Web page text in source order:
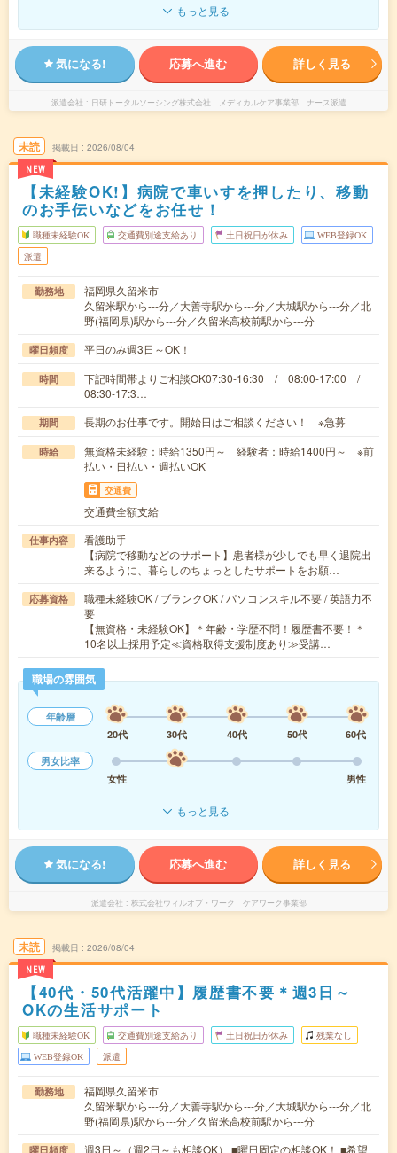
もっと見る
気になる! 応募へ進む 詳しく見る
派遣会社 日研トータルソーシング株式会社 メディカルケア事業部 ナース派遣
未読
NEW
掲載日 2026/08/04
【未経験OK!】病院で車いすを押したり、移動
のお手伝いなどをお任せ！
職種未経験OK 交通費別途支給あり 土日祝日が休み WEB登録OK
派遣
勤務地
福岡県久留米市
久留米駅から---分／大善寺駅から---分／大城駅から---分／北
野(福岡県)駅から---分／久留米高校前駅から---分
曜日頻度 平日のみ週3日～OK！
時間
下記時間帯よりご相談OK07:30-16:30 / 08:00-17:00 /
08:30-17:3…
期間 長期のお仕事です。開始日はご相談ください！ ※急募
時給
無資格未経験：時給1350円～ 経験者：時給1400円～ ※前
払い・日払い・週払いOK
交通費
交通費全額支給
仕事内容
看護助手
【病院で移動などのサポート】患者様が少しでも早く退院出
来るように、暮らしのちょっとしたサポートをお願…
応募資格
職種未経験OK / ブランクOK / パソコンスキル不要 / 英語力不
要
【無資格・未経験OK】＊年齢・学歴不問！履歴書不要！＊
10名以上採用予定≪資格取得支援制度あり≫受講…
職場の雰囲気
年齢層
20代
30代 40代 50代
60代
男女比率
女性
男性
もっと見る
気になる! 応募へ進む 詳しく見る
派遣会社 株式会社ウィルオブ・ワーク ケアワーク事業部
未読
NEW
掲載日 2026/08/04
【40代・50代活躍中】履歴書不要＊週3日～
OKの生活サポート
職種未経験OK 交通費別途支給あり 土日祝日が休み 残業なし
WEB登録OK 派遣
勤務地
福岡県久留米市
久留米駅から---分／大善寺駅から---分／大城駅から---分／北
野(福岡県)駅から---分／久留米高校前駅から---分
曜日頻度 週3日～（週2日～も相談OK） ■曜日固定の相談OK！ ■希望